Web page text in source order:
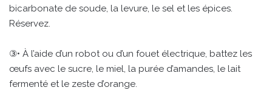
bicarbonate de soude, la levure, le sel et les épices.
Réservez.
③• À l’aide d’un robot ou d’un fouet électrique, battez les
œufs avec le sucre, le miel, la purée d’amandes, le lait
fermenté et le zeste d’orange.